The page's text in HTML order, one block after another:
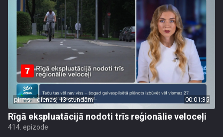
pirms 1 dienas, 13 stundām 00:01:35
Rīgā ekspluatācijā nodoti trīs reģionālie veloceļi
414. epizode